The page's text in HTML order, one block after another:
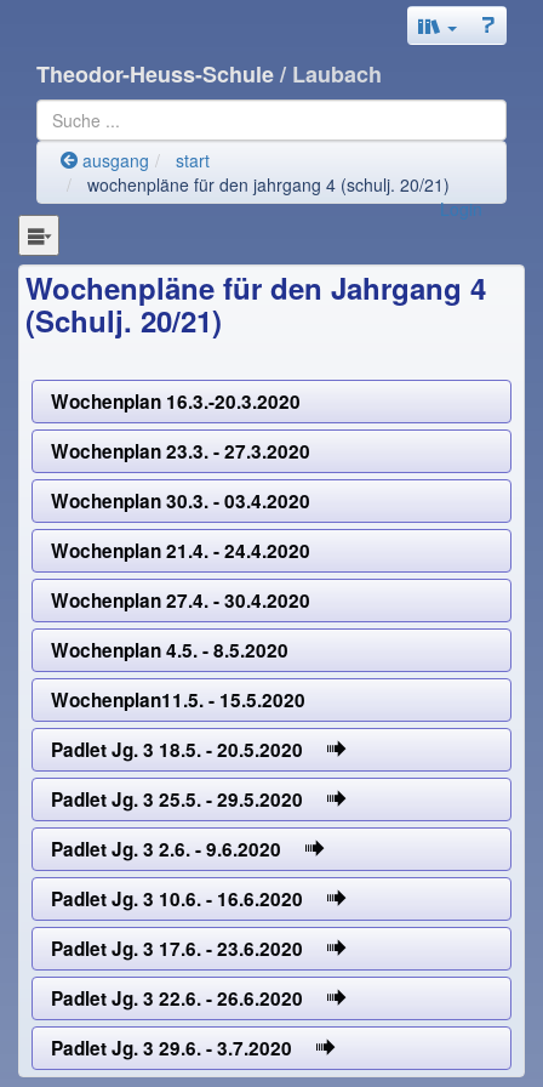
Theodor-Heuss-Schule/ Laubach
ausgang
start
wochenpläne für den jahrgang 4 (schulj. 20/21)
Login
Wochenpläne für den Jahrgang 4
(Schulj. 20/21)
Wochenplan 16.3.-20.3.2020
Wochenplan 23.3. - 27.3.2020
Wochenplan 30.3. - 03.4.2020
Wochenplan 21.4. - 24.4.2020
Wochenplan 27.4. - 30.4.2020
Wochenplan 4.5. - 8.5.2020
Wochenplan11.5. - 15.5.2020
Padlet Jg. 3 18.5. - 20.5.2020
Padlet Jg. 3 25.5. - 29.5.2020
Padlet Jg. 3 2.6. - 9.6.2020
Padlet Jg. 3 10.6. - 16.6.2020
Padlet Jg. 3 17.6. - 23.6.2020
Padlet Jg. 3 22.6. - 26.6.2020
Padlet Jg. 3 29.6. - 3.7.2020